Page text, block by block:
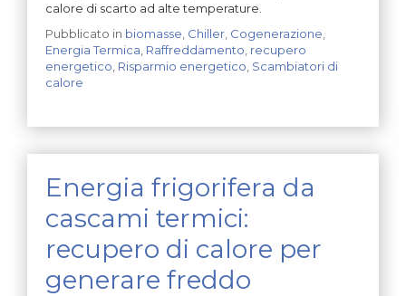
calore di scarto ad alte temperature.
Pubblicato in biomasse Chiller Cogenerazione
Energia Termica Raffreddamento recupero
energetico Risparmio energetico Scambiatori di
calore
Energia frigorifera da
cascami termici:
recupero di calore per
generare freddo